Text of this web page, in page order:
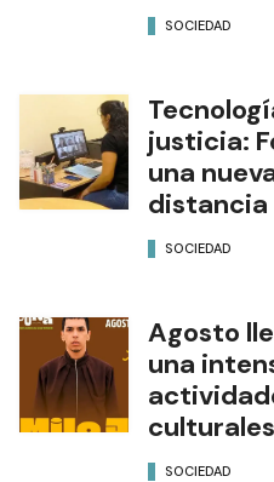
SOCIEDAD
justicia:
una
distancia
SOCIEDAD
Agosto
una
SOCIEDAD